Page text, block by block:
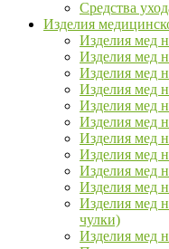
Средства
Изделия
Изделия мед
Изделия мед
Изделия мед
Изделия мед
Изделия мед
Изделия мед
Изделия мед
Изделия мед
Изделия мед
Изделия мед
Изделия мед
чулки)
Изделия мед